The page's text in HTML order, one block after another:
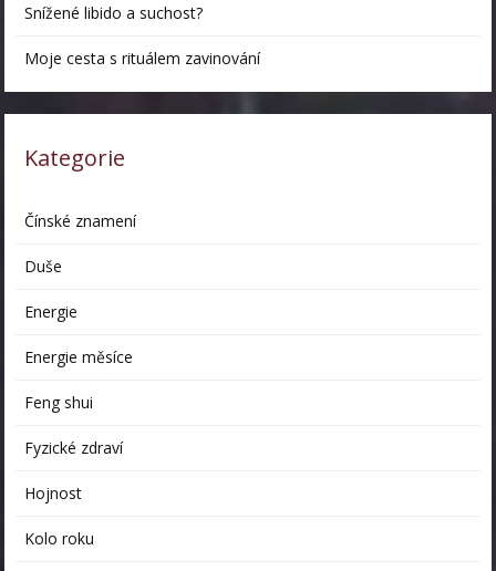
Snížené libido a suchost?
Moje cesta s rituálem zavinování
Kategorie
Čínské znamení
Duše
Energie
Energie měsíce
Feng shui
Fyzické zdraví
Hojnost
Kolo roku